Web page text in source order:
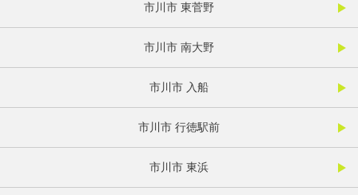
市川市 東菅野
市川市 南大野
市川市 入船
市川市 行徳駅前
市川市 東浜